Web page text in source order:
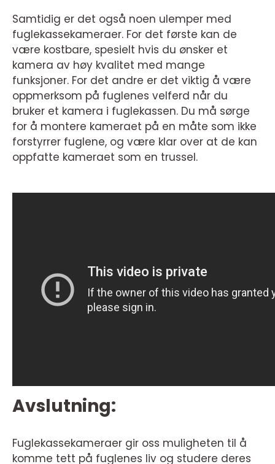
Samtidig er det også noen ulemper med
fuglekassekameraer. For det første kan de
være kostbare, spesielt hvis du ønsker et
kamera av høy kvalitet med mange
funksjoner. For det andre er det viktig å være
oppmerksom på fuglenes velferd når du
bruker et kamera i fuglekassen. Du må sørge
for å montere kameraet på en måte som ikke
forstyrrer fuglene, og være klar over at de kan
oppfatte kameraet som en trussel.
Avslutning:
Fuglekassekameraer gir oss muligheten til å
komme tett på fuglenes liv og studere deres